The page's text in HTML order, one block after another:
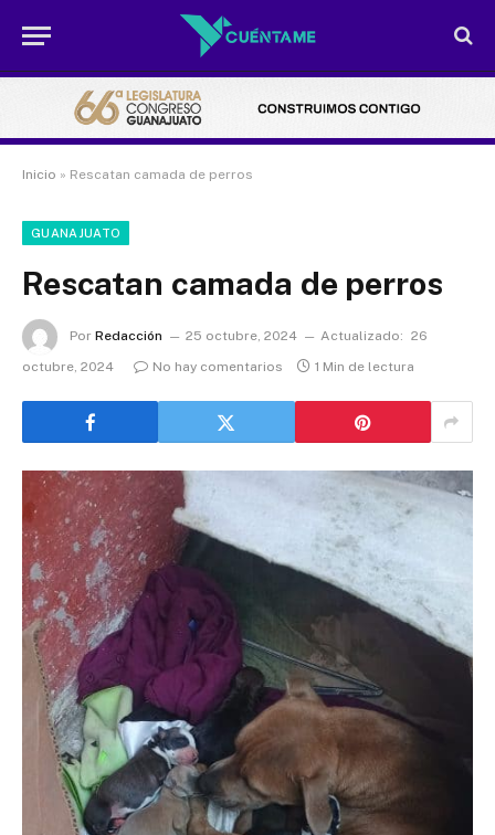
Inicio » Rescatan camada de perros
GUANAJUATO
Rescatan camada de perros
Por Redacción 25 octubre, 2024 Actualizado: 26
octubre, 2024
No hay comentarios 1 Min de lectura